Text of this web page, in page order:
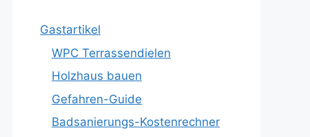
Gastartikel
WPC Terrassendielen
Holzhaus bauen
Gefahren-Guide
Badsanierungs-Kostenrechner